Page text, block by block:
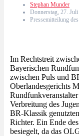
Stephan Munder
Donnerstag, 27.
Pressemitteilung
Im Rechtstreit
Bayerischen
zwischen Puls und
Oberlandesgerichts
Verbreitung des
BR-Klassik
Richter. Ein Ende
besiegelt, da das